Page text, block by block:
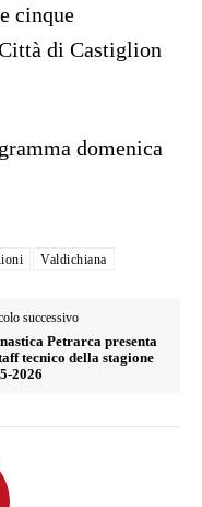
cinque
di Castiglion
domenica
Valdichiana
successivo
Petrarca presenta
tecnico della stagione
2026